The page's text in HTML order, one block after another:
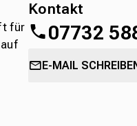
für
Kontakt
07732
oderdirekt über die
E-MAIL